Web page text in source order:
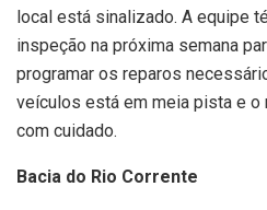
local está sinalizado. A equipe
inspeção na próxima semana
programar os reparos
veículos está em meia pista e
com cuidado.
Bacia do Rio Corrente